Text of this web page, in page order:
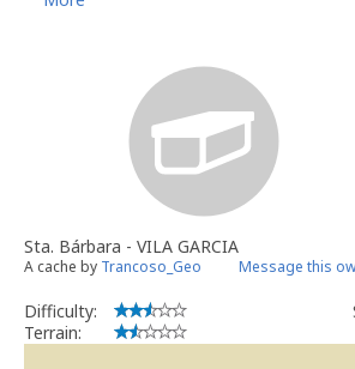
Sta. Bárbara - VILA GARCIA
A cache by Trancoso_Geo Message this
Difficulty:
Terrain: